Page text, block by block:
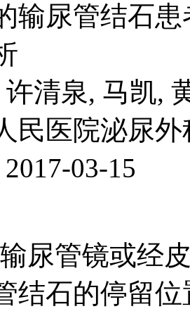
输尿管结石
许清泉, 马凯,
民医院泌尿外
2017-03-15
尿管镜或经
结石的停留